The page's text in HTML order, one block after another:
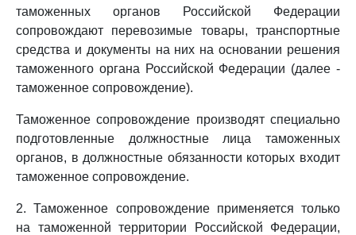
таможенных органов Российской Федерации
сопровождают перевозимые товары, транспортные
средства и документы на них на основании решения
таможенного органа Российской Федерации (далее -
таможенное сопровождение).
Таможенное сопровождение производят специально
подготовленные должностные лица таможенных
органов, в должностные обязанности которых входит
таможенное сопровождение.
2. Таможенное сопровождение применяется только
на таможенной территории Российской Федерации,